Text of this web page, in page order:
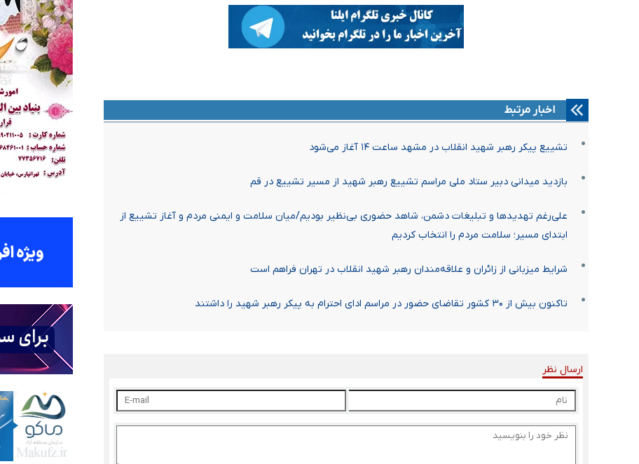
اخبار مرتبط
تشییع پیکر رهبر شهید انقلاب در مشهد ساعت ۱۴ آغاز می‌شود
بازدید میدانی دبیر ستاد ملی مراسم تشییع رهبر شهید از مسیر تشییع در قم
علی‌رغم تهدیدها و تبلیغات دشمن، شاهد حضوری بی‌نظیر بودیم/میان سلامت و ایمنی مردم و آغاز تشییع از
ابتدای مسیر؛ سلامت مردم را انتخاب کردیم
شرایط میزبانی از زائران و علاقه‌مندان رهبر شهید انقلاب در تهران فراهم است
تاکنون بیش از ۳۰ کشور تقاضای حضور در مراسم ادای احترام به پیکر رهبر شهید را داشتند
ارسال نظر